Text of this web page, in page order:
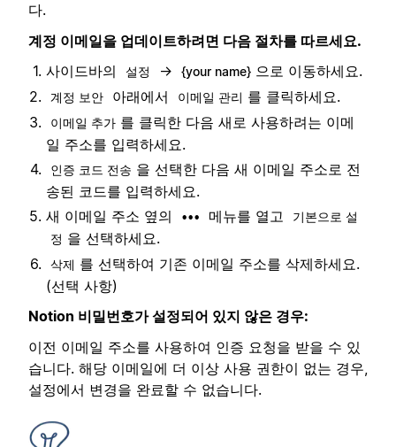
다.
계정 이메일을 업데이트하려면 다음 절차를 따르세요.
사이드바의
설정 → {your name} 으로 이동하세요.
계정 보안 아래에서 이메일 관리 를 클릭하세요.
이메일 추가 를 클릭한 다음 새로 사용하려는 이메
일 주소를 입력하세요.
인증 코드 전송 을 선택한 다음 새 이메일 주소로 전
송된 코드를 입력하세요.
새 이메일 주소 옆의
••• 메뉴를 열고
기본으로 설
정 을 선택하세요.
삭제 를 선택하여 기존 이메일 주소를 삭제하세요.
(선택 사항)
Notion 비밀번호가 설정되어 있지 않은 경우:
이전 이메일 주소를 사용하여 인증 요청을 받을 수 있
습니다. 해당 이메일에 더 이상 사용 권한이 없는 경우,
설정에서 변경을 완료할 수 없습니다.